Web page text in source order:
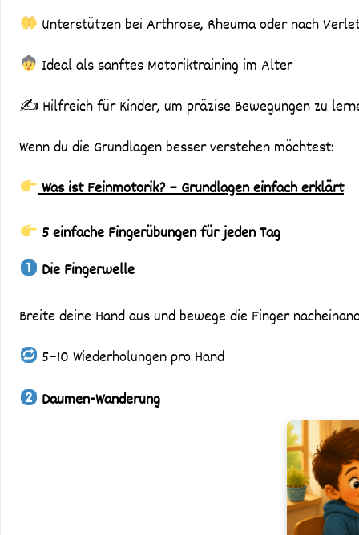
Unterstützen bei Arthrose, Rheuma oder nach
Ideal als sanftes Motoriktraining im Alter
✍️ Hilfreich für Kinder, um präzise Bewegungen zu
Wenn du die Grundlagen besser verstehen möchtest:
Was ist Feinmotorik? – Grundlagen einfach erklärt
5 einfache Fingerübungen für jeden Tag
Die Fingerwelle
Breite deine Hand aus und bewege die Finger
5–10 Wiederholungen pro Hand
Daumen-Wanderung